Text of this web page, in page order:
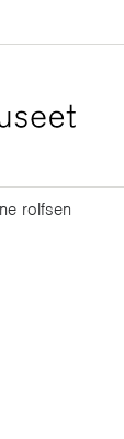
rolfsen